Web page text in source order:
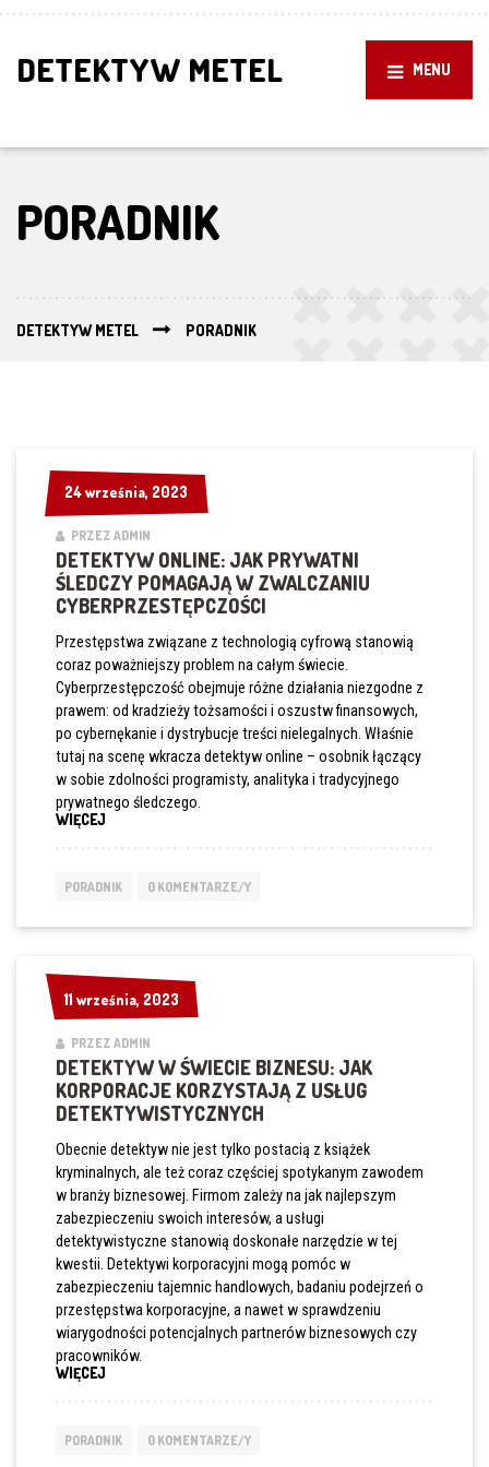
DETEKTYW METEL MENU
PORADNIK
DETEKTYW METEL PORADNIK
24 września, 2023
24 września, 2023
PRZEZ ADMIN
DETEKTYW ONLINE: JAK PRYWATNI
ŚLEDCZY POMAGAJĄ W ZWALCZANIU
CYBERPRZESTĘPCZOŚCI
Przestępstwa związane z technologią cyfrową stanowią
coraz poważniejszy problem na całym świecie.
Cyberprzestępczość obejmuje różne działania niezgodne z
prawem: od kradzieży tożsamości i oszustw finansowych,
po cybernękanie i dystrybucje treści nielegalnych. Właśnie
tutaj na scenę wkracza detektyw online – osobnik łączący
w sobie zdolności programisty, analityka i tradycyjnego
prywatnego śledczego.
WIĘCEJ„DETEKTYW
PRYWATNI
CYBERPRZESTĘPCZOŚCI”
PORADNIK 0 KOMENTARZE/Y
11 września, 2023
11 września, 2023
PRZEZ ADMIN
DETEKTYW W ŚWIECIE BIZNESU: JAK
KORPORACJE KORZYSTAJĄ Z USŁUG
DETEKTYWISTYCZNYCH
Obecnie detektyw nie jest tylko postacią z książek
kryminalnych, ale też coraz częściej spotykanym zawodem
w branży biznesowej. Firmom zależy na jak najlepszym
zabezpieczeniu swoich interesów, a usługi
detektywistyczne stanowią doskonałe narzędzie w tej
kwestii. Detektywi korporacyjni mogą pomóc w
zabezpieczeniu tajemnic handlowych, badaniu podejrzeń o
przestępstwa korporacyjne, a nawet w sprawdzeniu
wiarygodności potencjalnych partnerów biznesowych czy
pracowników.
WIĘCEJ„DETEKTYW
BIZNESU:
PORADNIK 0 KOMENTARZE/Y